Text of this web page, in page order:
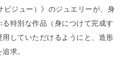
ビジュー）》のジュエリーが、身
特別な作品（身につけて完成す
していただけるようにと、造形
求。